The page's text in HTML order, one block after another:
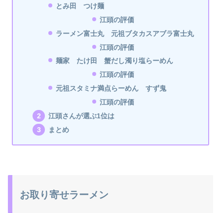
とみ田 つけ麺
江頭の評価
ラーメン富士丸 元祖ブタカスアブラ富士丸
江頭の評価
麺家 たけ田 蟹だし濁り塩らーめん
江頭の評価
元祖スタミナ満点らーめん すず鬼
江頭の評価
江頭さんが選ぶ1位は
まとめ
お取り寄せラーメン